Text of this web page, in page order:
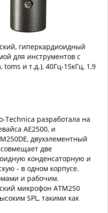
гиперкардиоидный
для инструментов c
и т.д.), 40Гц-15кГц, 1,9
разработала на
AE2500, и
двухэлементный
две
конденсаторную и
- в одном корпусе.
и рабочим.
микрофон ATM250
SPL, такими как